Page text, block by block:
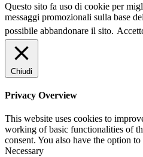
Questo sito fa uso di cookie per
messaggi promozionali sulla base
possibile abbandonare il sito.
Chiudi
Privacy Overview
This website uses cookies to
working of basic functionalities of
consent. You also have the option
Necessary